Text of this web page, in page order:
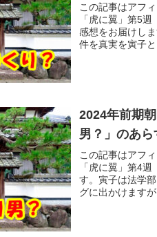
この記事はアフ
「虎に翼」第5
感想をお届けし
件を真実を寅子
2024年前期
男？」のあら
この記事はアフ
「虎に翼」第4
す。寅子は法学
グに出かけます